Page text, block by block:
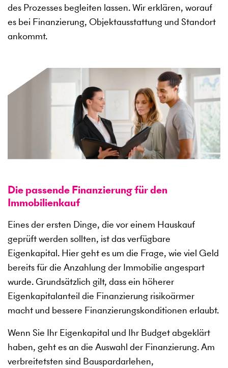
des Prozesses begleiten lassen. Wir erklären, worauf
es bei Finanzierung, Objektausstattung und Standort
ankommt.
Die passende Finanzierung für den
Immobilienkauf
Eines der ersten Dinge, die vor einem Hauskauf
geprüft werden sollten, ist das verfügbare
Eigenkapital. Hier geht es um die Frage, wie viel Geld
bereits für die Anzahlung der Immobilie angespart
wurde. Grundsätzlich gilt, dass ein höherer
Eigenkapitalanteil die Finanzierung risikoärmer
macht und bessere Finanzierungskonditionen erlaubt.
Wenn Sie Ihr Eigenkapital und Ihr Budget abgeklärt
haben, geht es an die Auswahl der Finanzierung. Am
verbreitetsten sind Bauspardarlehen,